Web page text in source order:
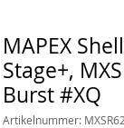
MAPEX
Stage+,
Burst #XQ
Artikelnummer: